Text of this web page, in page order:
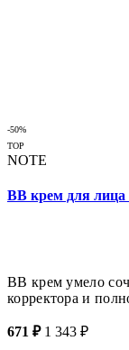
-50%
TOP
NOTE
BB крем для
ВВ крем умело
корректора и
671 ₽ 1 343 ₽